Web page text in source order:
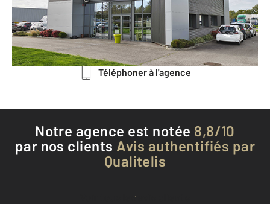
Envoyer un message
Téléphoner à l'agence
Notre agence est notée 8,8/10
par nos clients Avis authentifiés par
Qualitelis
Voir tous les avis clients